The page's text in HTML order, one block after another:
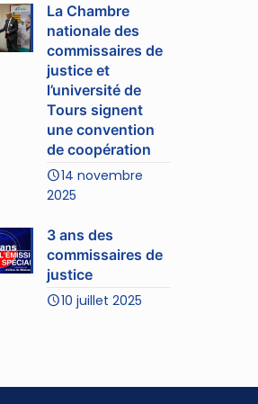
La Chambre
nationale des
commissaires de
justice et
l’université de
Tours signent
une convention
de coopération
14 novembre
2025
3 ans des
commissaires de
justice
10 juillet 2025